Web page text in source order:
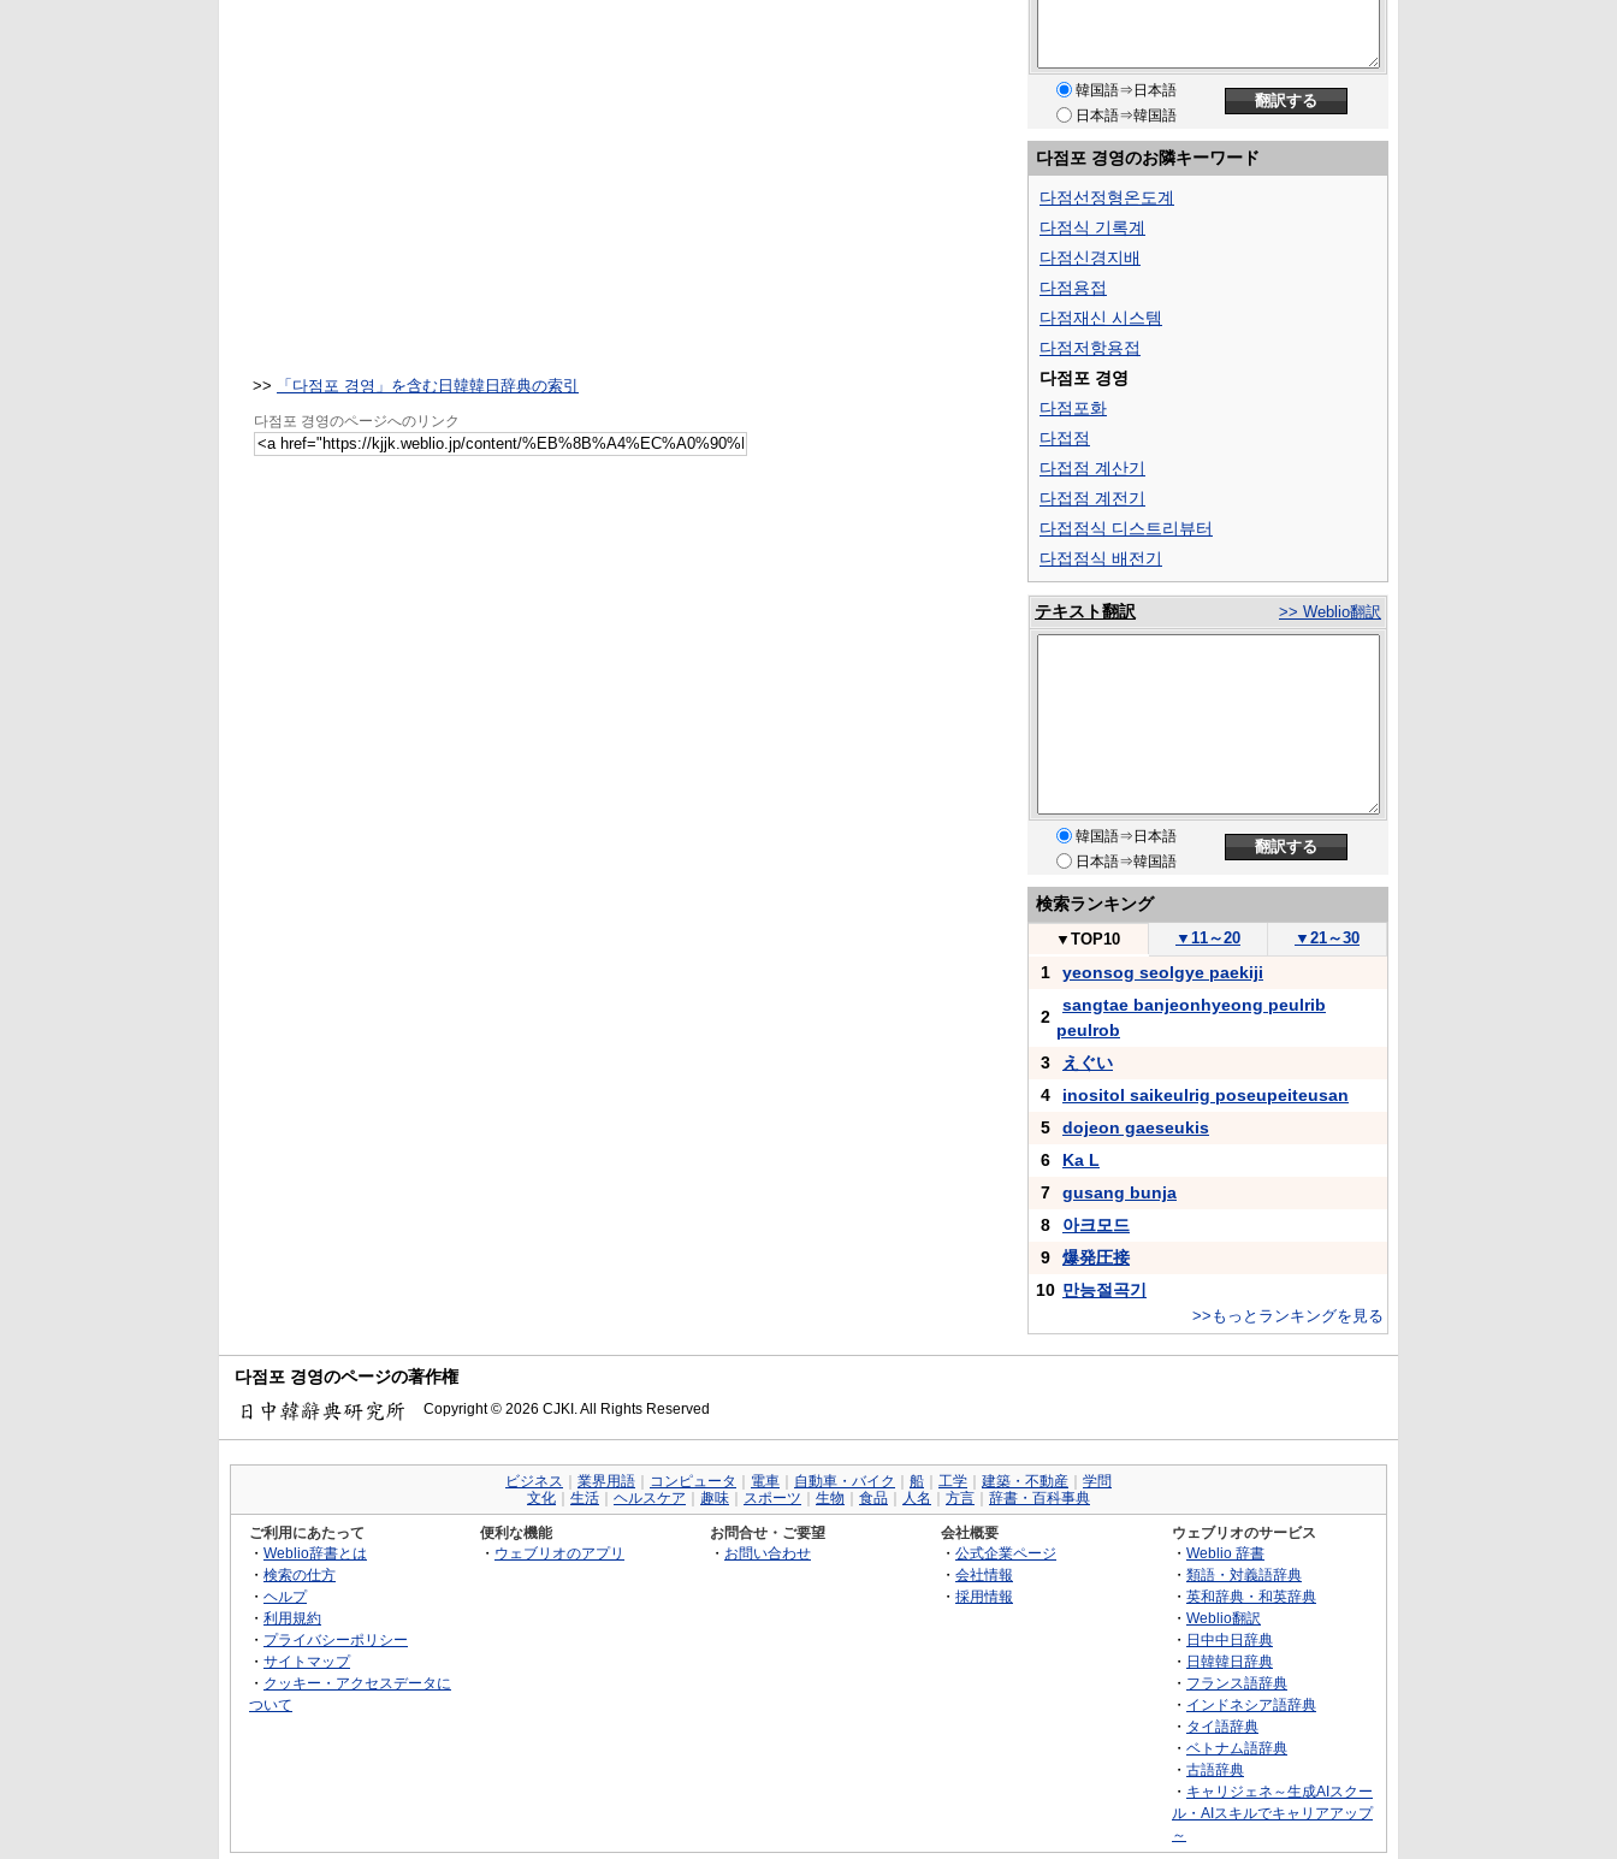
>> 「다점포 경영」を含む日韓韓日辞典の索引
다점포 경영のページへのリンク
韓国語⇒日本語
日本語⇒韓国語
다점포 경영のお隣キーワード
다점선정형온도계
다점식 기록계
다점신경지배
다점용접
다점재신 시스템
다점저항용접
다점포 경영
다점포화
다접점
다접점 계산기
다접점 계전기
다접점식 디스트리뷰터
다접점식 배전기
テキスト翻訳 >> Weblio翻訳
韓国語⇒日本語
日本語⇒韓国語
検索ランキング
▼ TOP10 ▼ 11～20 ▼ 21～30
1 yeonsog seolgye paekiji
2
sangtae banjeonhyeong peulrib
peulrob
3
えぐい
4
inositol saikeulrig poseupeiteusan
5
dojeon gaeseukis
6
Ka L
7
gusang bunja
8
아크모드
9
爆発圧接
10 만능절곡기
>>もっとランキングを見る
다점포 경영のページの著作権
Copyright © 2026 CJKI. All Rights Reserved
ビジネス 業界用語 コンピュータ 電車 自動車・バイク 船 工学 建築・不動産
学問
文化
生活 ヘルスケア 趣味 スポーツ 生物 食品 人名 方言 辞書・百科事典
ご利用にあたって
・ Weblio辞書とは
・ 検索の仕方
・ ヘルプ
・ 利用規約
・ プライバシーポリシー
・ サイトマップ
・ クッキー・アクセスデータに
ついて
便利な機能
・ ウェブリオのアプリ
お問合せ・ご要望
・ お問い合わせ
会社概要
・ 公式企業ページ
・ 会社情報
・ 採用情報
ウェブリオのサービス
・ Weblio 辞書
・ 類語・対義語辞典
・ 英和辞典・和英辞典
・ Weblio翻訳
・ 日中中日辞典
・ 日韓韓日辞典
・ フランス語辞典
・ インドネシア語辞典
・ タイ語辞典
・ ベトナム語辞典
・ 古語辞典
・ キャリジェネ～生成AIスクー
ル・AIスキルでキャリアアップ
～